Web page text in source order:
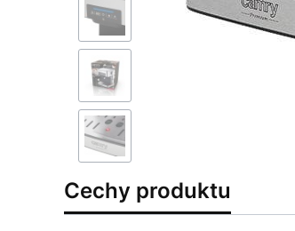
Cechy produktu